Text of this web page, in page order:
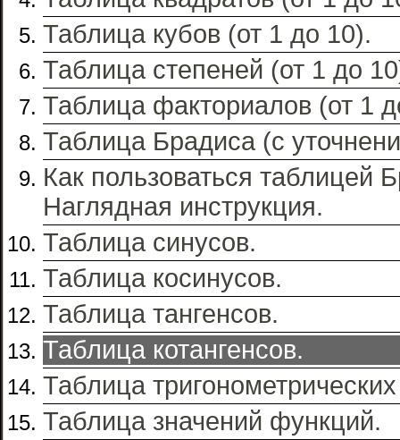
Таблица кубов (от 1 до 10).
Таблица степеней (от 1 до
Таблица факториалов (от 1
Таблица Брадиса (с
Как пользоваться таблицей
Наглядная инструкция.
Таблица синусов.
Таблица косинусов.
Таблица тангенсов.
Таблица котангенсов.
Таблица
Таблица значений функций.